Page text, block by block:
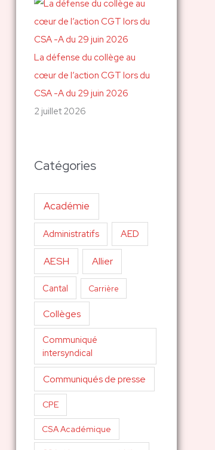
La défense du collège au
cœur de l’action CGT lors du
CSA -A du 29 juin 2026
2 juillet 2026
Catégories
Académie
Administratifs AED
AESH Allier
Cantal Carrière
Collèges
Communiqué
intersyndical
Communiqués de presse
CPE
CSA Académique